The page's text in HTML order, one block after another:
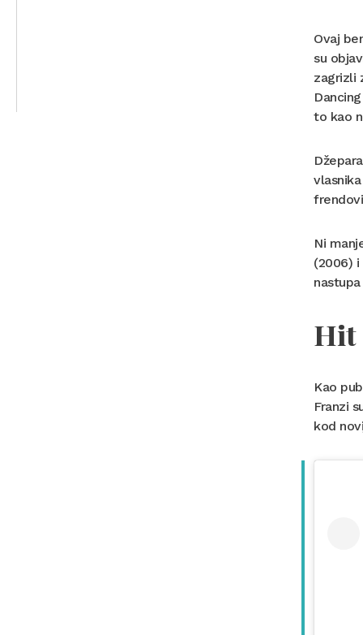
Ovaj
su
zagrizli
to kao
Ni
(2006)
Hit
Kao
Franzi
kod